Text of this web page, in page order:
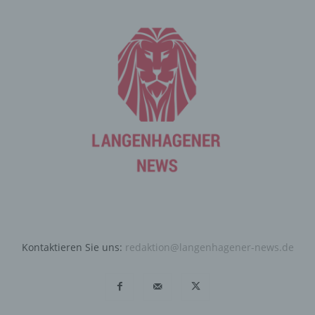
Kontaktieren Sie uns: redaktion@langenhagener-news.de
Internetbrowsers verhindern und damit der Setzung von
Cookies dauerhaft widersprechen. Ferner können
bereits gesetzte Cookies jederzeit über einen
Internetbrowser oder andere Softwareprogramme
gelöscht werden. Dies ist in allen gängigen
Internetbrowsern möglich. Deaktiviert die betroffene
Internetbrowser, sind unter Umständen nicht alle
Funktionen unserer Internetseite vollumfänglich nutzbar.
Internetseite durch eine betroffene Person oder ein
Daten und Informationen. Diese allgemeinen Daten und